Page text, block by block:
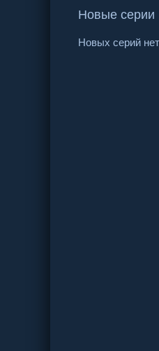
Новые серии
Новых серий